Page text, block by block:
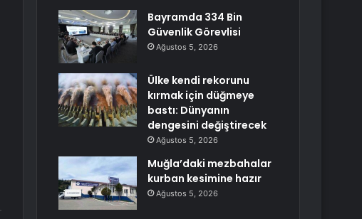
Bayramda 334 Bin
Güvenlik Görevlisi
Ağustos 5, 2026
Ülke kendi rekorunu
kırmak için düğmeye
bastı: Dünyanın
dengesini değiştirecek
Ağustos 5, 2026
Muğla’daki mezbahalar
kurban kesimine hazır
Ağustos 5, 2026